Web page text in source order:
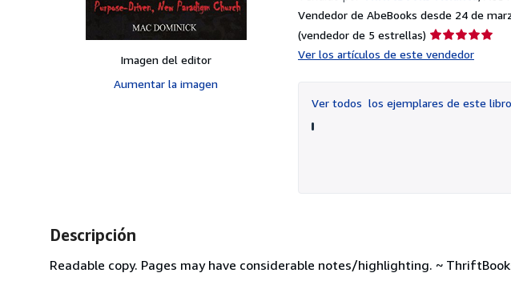
Imagen del editor
Aumentar la imagen
Vendedor de AbeBooks desde 24 de
(vendedor de 5 estrellas) Calificación
Ver los artículos de este vendedor
Ver todos los ejemplares de este libro
Descripción
Readable copy. Pages may have considerable notes/highlighting. ~